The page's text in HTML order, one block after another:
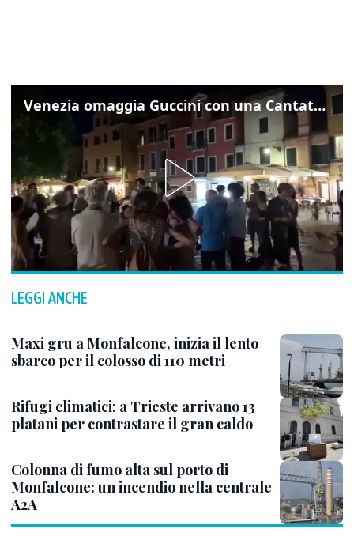
Venezia omaggia Guccini con una Cantata Anarchica in campo Santa Margherita
LEGGI ANCHE
Maxi gru a Monfalcone, inizia il lento
sbarco per il colosso di 110 metri
Rifugi climatici: a Trieste arrivano 13
platani per contrastare il gran caldo
Colonna di fumo alta sul porto di
Monfalcone: un incendio nella centrale
A2A